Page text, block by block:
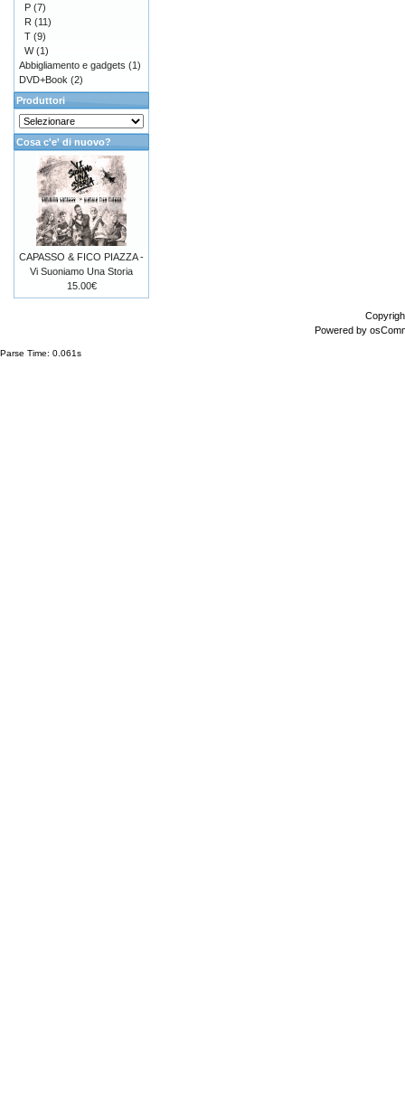
P (7)
R (11)
T (9)
W(1)
Abbigliamento e gadgets (1)
DVD+Book (2)
Produttori
Cosa c'e' di nuovo?
CAPASSO & FICO PIAZZA -
Vi Suoniamo Una Storia
15.00€
Powered by
Parse Time: 0.061s